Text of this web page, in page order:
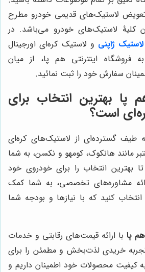
لاستیک‌های قدیمی خودرو مطرح
کلیۀ لاستیک‌های خودرو می‌باشد. در
ژاپنی و لاستیک کره‌ای اورجینال
فروشگاه اینترنتی هم پا، از میان
سفارش خود را ثبت نمائید.
پا بهترین انتخاب برای
است؟
طیف گسترده‌ای از لاستیک‌های کره‌ای
مانند هانکوک، کومهو و نکسن، به شما
بهترین انتخاب را برای خودروی خود
مشاوره‌های تخصصی، به شما کمک
کنید که با نیازها و بودجه شما
پا با ارائه قیمت‌های رقابتی و خدمات
خریدی لذت‌بخش و مطمئن را برای
کیفیت محصولات خود اطمینان داریم و